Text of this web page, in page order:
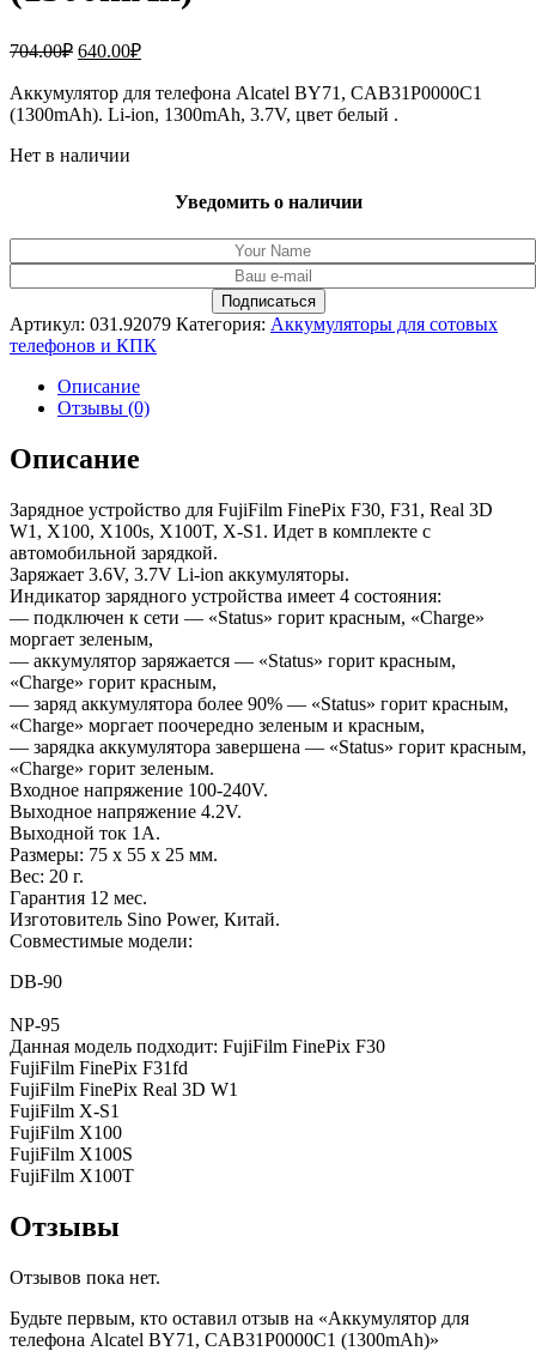
704.00₽ Первоначальная
составляла
704.00₽.
640.00₽Текущая
640.00₽.
Аккумулятор для телефона Alcatel BY71, CAB31P0000C1
(1300mAh). Li-ion, 1300mAh, 3.7V, цвет белый .
Нет в наличии
Уведомить о наличии
Артикул: 031.92079 Категория: Аккумуляторы для сотовых
телефонов и КПК
Описание
Отзывы (0)
Описание
Зарядное устройство для FujiFilm FinePix F30, F31, Real 3D
W1, X100, X100s, X100T, X-S1. Идет в комплекте с
автомобильной зарядкой.
Заряжает 3.6V, 3.7V Li-ion аккумуляторы.
Индикатор зарядного устройства имеет 4 состояния:
— подключен к сети — «Status» горит красным, «Charge»
моргает зеленым,
— аккумулятор заряжается — «Status» горит красным,
«Charge» горит красным,
— заряд аккумулятора более 90% — «Status» горит красным,
«Charge» моргает поочередно зеленым и красным,
— зарядка аккумулятора завершена — «Status» горит красным,
«Charge» горит зеленым.
Входное напряжение 100-240V.
Выходное напряжение 4.2V.
Выходной ток 1А.
Размеры: 75 x 55 x 25 мм.
Вес: 20 г.
Гарантия 12 мес.
Изготовитель Sino Power, Китай.
Совместимые модели:
DB-90
NP-95
Данная модель подходит: FujiFilm FinePix F30
FujiFilm FinePix F31fd
FujiFilm FinePix Real 3D W1
FujiFilm X-S1
FujiFilm X100
FujiFilm X100S
FujiFilm X100T
Отзывы
Отзывов пока нет.
Будьте первым, кто оставил отзыв на «Аккумулятор для
телефона Alcatel BY71, CAB31P0000C1 (1300mAh)»